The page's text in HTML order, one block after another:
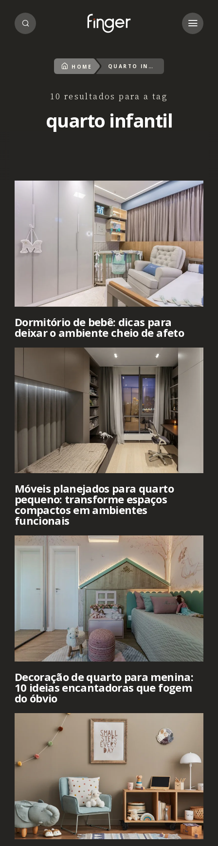
HOME QUARTO INFANTIL
10 resultados para a tag
quarto infantil
Dormitório de bebê: dicas para
deixar o ambiente cheio de afeto
Móveis planejados para quarto
pequeno: transforme espaços
compactos em ambientes
funcionais
Decoração de quarto para menina:
10 ideias encantadoras que fogem
do óbvio